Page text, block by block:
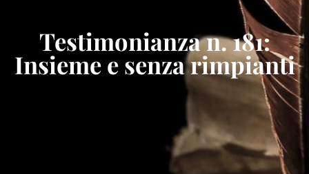
Testimonianza n. 181:
Insieme e senza rimpianti